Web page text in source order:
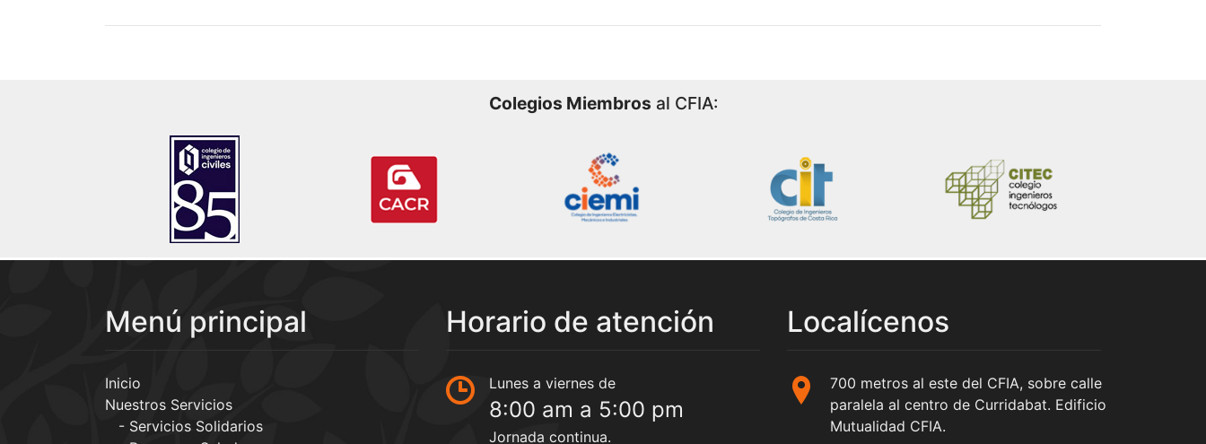
Colegios Miembros al CFIA:
Menú principal
Inicio
Nuestros Servicios
Servicios Solidarios
Horario de atención
Lunes a viernes de
8:00 am a 5:00 pm
Jornada continua.
Localícenos
700 metros al este del CFIA, sobre calle
paralela al centro de Curridabat. Edificio
Mutualidad CFIA.